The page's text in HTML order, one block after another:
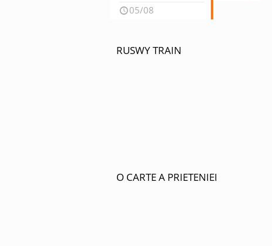
05/08
RUSWY TRAIN
O CARTE A PRIETENIEI